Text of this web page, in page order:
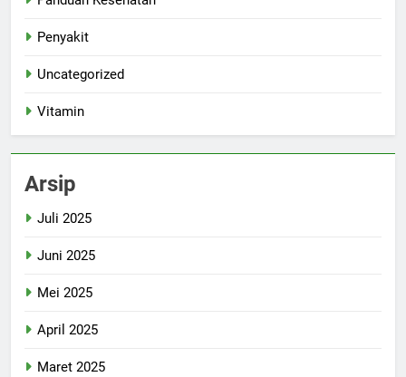
Penyakit
Uncategorized
Vitamin
Arsip
Juli 2025
Juni 2025
Mei 2025
April 2025
Maret 2025